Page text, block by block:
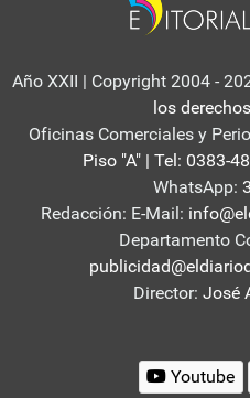
Año XXII | Copyright 2004 -
los
Oficinas Comerciales y
Piso "A" | Tel: 0383-
WhatsApp:
Redacción: E-Mail:
Departamento
Director: José
Youtube